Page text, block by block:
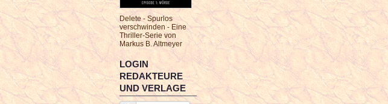
Delete - Spurlos
verschwinden - Eine
Thriller-Serie von
Markus B. Altmeyer
LOGIN
REDAKTEURE
UND VERLAGE